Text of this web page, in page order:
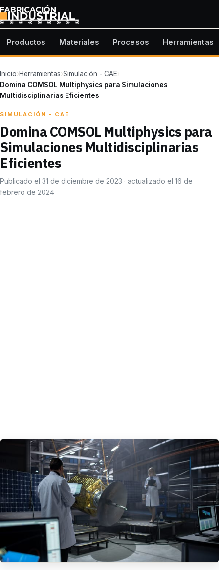
Productos Materiales Procesos Herramientas
Inicio›Herramientas›Simulación - CAE›
Domina COMSOL Multiphysics para Simulaciones
Multidisciplinarias Eficientes
SIMULACIÓN - CAE
Domina COMSOL Multiphysics para
Simulaciones Multidisciplinarias
Eficientes
Publicado el 31 de diciembre de 2023 · actualizado el 16 de
febrero de 2024